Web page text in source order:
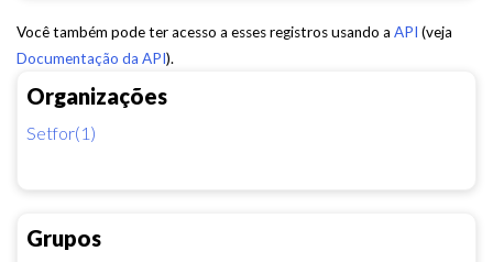
Organizações
Setfor(1)
Grupos
Você também pode ter acesso a esses registros usando a API (veja
Documentação da API).